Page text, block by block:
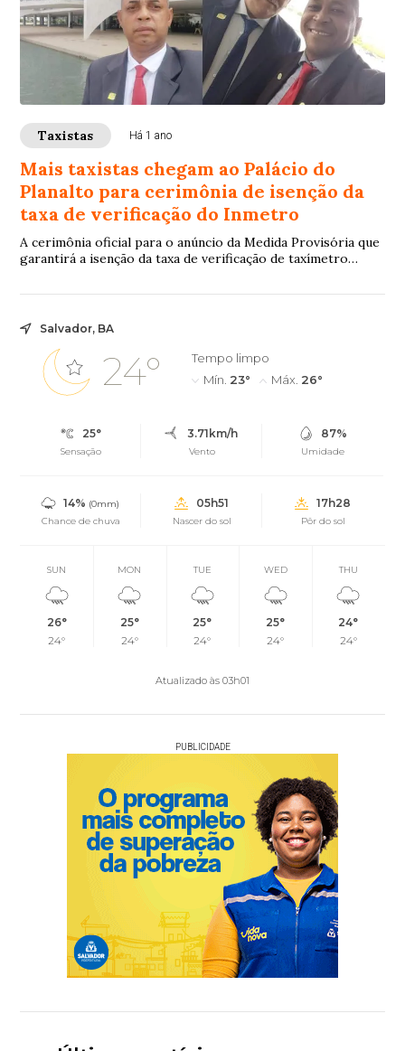
Taxistas Há 1 ano
Mais taxistas chegam ao Palácio do
Planalto para cerimônia de isenção da
taxa de verificação do Inmetro
A cerimônia oficial para o anúncio da Medida Provisória que
garantirá a isenção da taxa de verificação de taxímetro
marcada para às 15h desta segunda-feira (15), no Palácio do
Salvador, BA
24°
Tempo limpo
Mín. 23° Máx. 26°
25°
Sensação
3.71km/h
Vento
87%
Umidade
14% (0mm)
Chance de chuva
05h51
Nascer do sol
17h28
Pôr do sol
SUN
26°
24°
MON
25°
24°
TUE
25°
24°
WED
25°
24°
THU
24°
24°
Atualizado às 03h01
PUBLICIDADE